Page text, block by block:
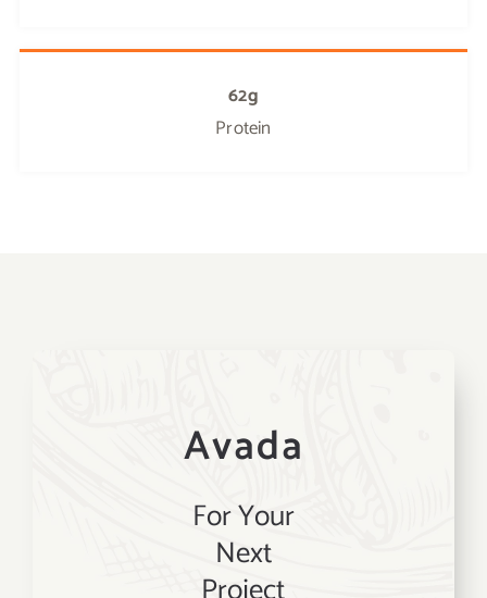
62g
Protein
Avada
For Your
Next